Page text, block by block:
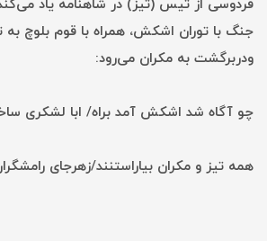
فردوسی از تیس (تیز) در شاهنامه یاد
جنگ با توران اشکش، همراه با قوم بلوچ به
ودربرگشت به مکران می‌رود:
چو آگاه شد اشکش آمد براه/ ابا لشکری
همه تیز و مکران بیاراستنند/زهرجای